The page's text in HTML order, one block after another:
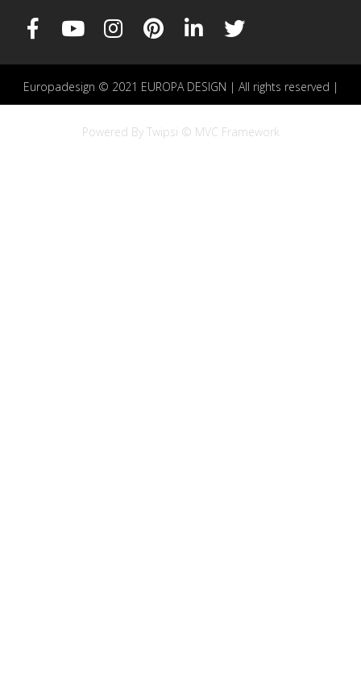
Europadesign © 2021 EUROPA DESIGN | All rights reserved |
Powered By Twipsi © MVC Framework